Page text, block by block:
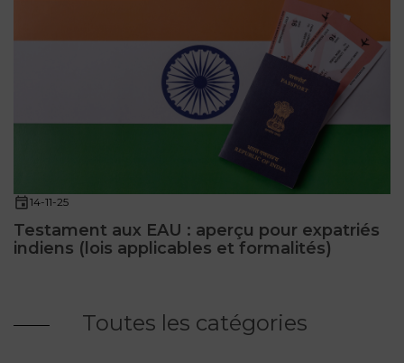
14-11-25
Testament aux EAU : aperçu pour expatriés
indiens (lois applicables et formalités)
Toutes les catégories